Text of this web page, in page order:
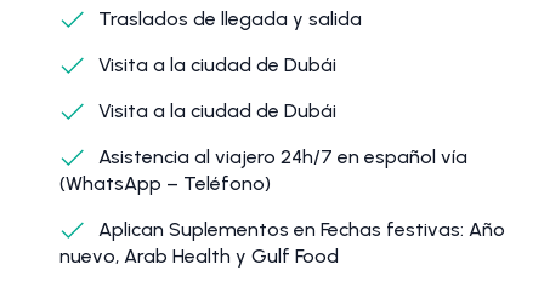
Traslados de llegada y salida
Visita a la ciudad de Dubái
Visita a la ciudad de Dubái
Asistencia al viajero 24h/7 en español vía
(WhatsApp – Teléfono)
Aplican Suplementos en Fechas festivas: Año
nuevo, Arab Health y Gulf Food